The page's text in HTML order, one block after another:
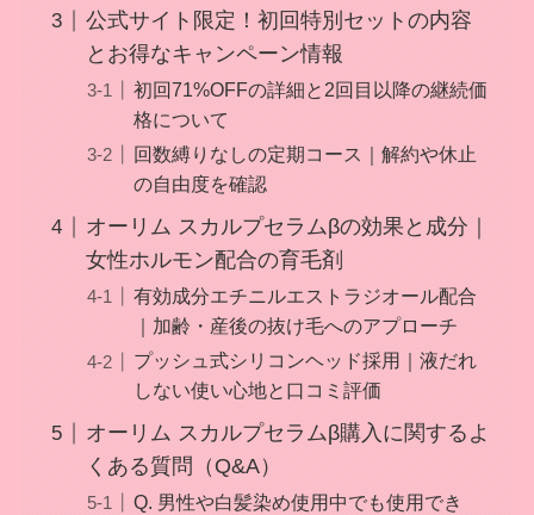
公式サイト限定！初回特別セットの内容
とお得なキャンペーン情報
初回71%OFFの詳細と2回目以降の継続価
格について
回数縛りなしの定期コース｜解約や休止
の自由度を確認
オーリム スカルプセラムβの効果と成分｜
女性ホルモン配合の育毛剤
有効成分エチニルエストラジオール配合
｜加齢・産後の抜け毛へのアプローチ
プッシュ式シリコンヘッド採用｜液だれ
しない使い心地と口コミ評価
オーリム スカルプセラムβ購入に関するよ
くある質問（Q&A）
Q. 男性や白髪染め使用中でも使用でき